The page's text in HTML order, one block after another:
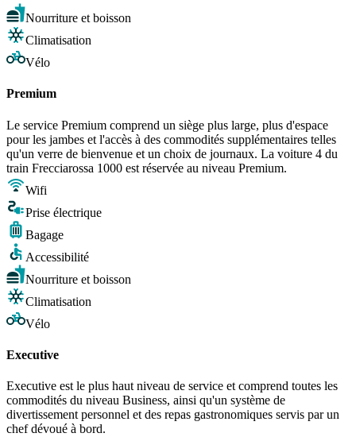
Nourriture et boisson
Climatisation
Vélo
Premium
Le service Premium comprend un siège plus large, plus d'espace
pour les jambes et l'accès à des commodités supplémentaires telles
qu'un verre de bienvenue et un choix de journaux. La voiture 4 du
train Frecciarossa 1000 est réservée au niveau Premium.
Wifi
Prise électrique
Bagage
Accessibilité
Nourriture et boisson
Climatisation
Vélo
Executive
Executive est le plus haut niveau de service et comprend toutes les
commodités du niveau Business, ainsi qu'un système de
divertissement personnel et des repas gastronomiques servis par un
chef dévoué à bord.